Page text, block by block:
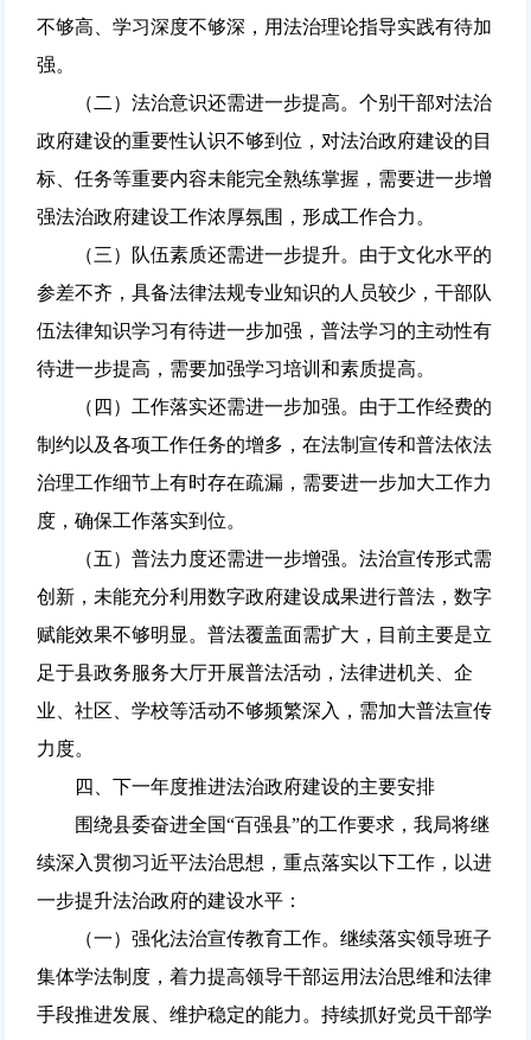
不够高、学习深度不够深，用法治理论指导实践有待加
强。
（二）法治意识还需进一步提高。个别干部对法治
政府建设的重要性认识不够到位，对法治政府建设的目
标、任务等重要内容未能完全熟练掌握，需要进一步增
强法治政府建设工作浓厚氛围，形成工作合力。
（三）队伍素质还需进一步提升。由于文化水平的
参差不齐，具备法律法规专业知识的人员较少，干部队
伍法律知识学习有待进一步加强，普法学习的主动性有
待进一步提高，需要加强学习培训和素质提高。
（四）工作落实还需进一步加强。由于工作经费的
制约以及各项工作任务的增多，在法制宣传和普法依法
治理工作细节上有时存在疏漏，需要进一步加大工作力
度，确保工作落实到位。
（五）普法力度还需进一步增强。法治宣传形式需
创新，未能充分利用数字政府建设成果进行普法，数字
赋能效果不够明显。普法覆盖面需扩大，目前主要是立
足于县政务服务大厅开展普法活动，法律进机关、企
业、社区、学校等活动不够频繁深入，需加大普法宣传
力度。
四、下一年度推进法治政府建设的主要安排
围绕县委奋进全国“百强县”的工作要求，我局将继
续深入贯彻习近平法治思想，重点落实以下工作，以进
一步提升法治政府的建设水平：
（一）强化法治宣传教育工作。继续落实领导班子
集体学法制度，着力提高领导干部运用法治思维和法律
手段推进发展、维护稳定的能力。持续抓好党员干部学